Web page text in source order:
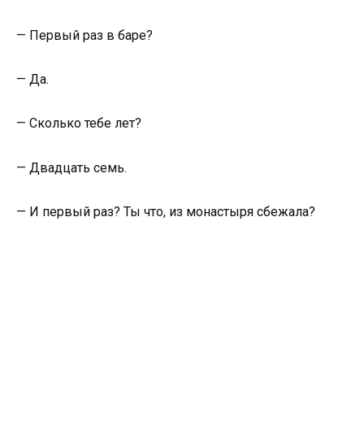
— Первый раз в баре?
— Да.
— Сколько тебе лет?
— Двадцать семь.
— И первый раз? Ты что, из монастыря сбежала?